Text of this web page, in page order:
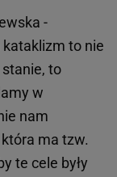
-
to nie
to
w
nam
ma tzw.
te cele były